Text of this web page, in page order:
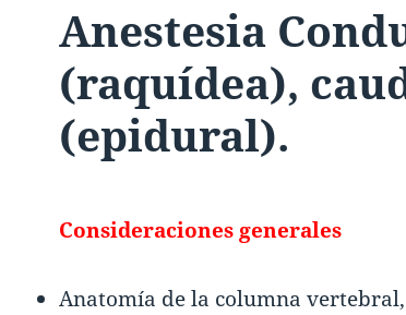
Anestesia
(raquídea),
(epidural).
Consideraciones generales
Anatomía de la columna